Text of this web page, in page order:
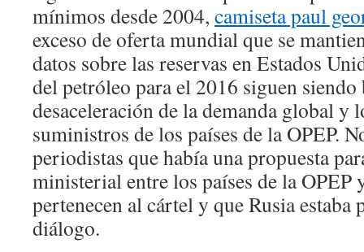
mínimos desde 2004, camiseta paul
exceso de oferta mundial que se
datos sobre las reservas en Estados
del petróleo para el 2016 siguen siendo
desaceleración de la demanda global y
suministros de los países de la OPEP.
periodistas que había una propuesta
ministerial entre los países de la OPEP
pertenecen al cártel y que Rusia estaba
diálogo.